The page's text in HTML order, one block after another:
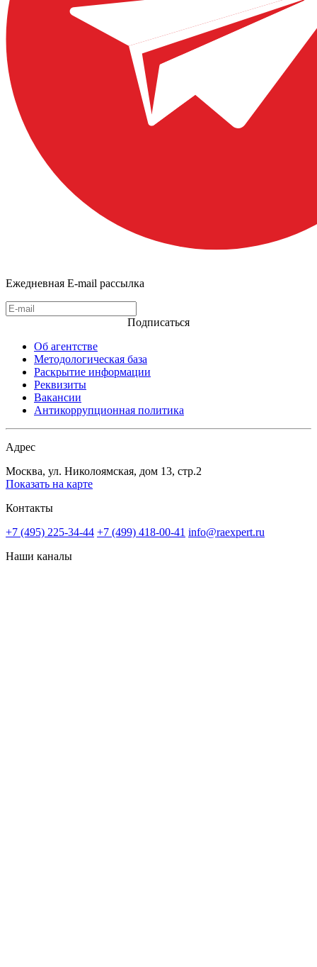
Ежедневная E-mail рассылка
Подписаться
Об агентстве
Методологическая база
Раскрытие информации
Реквизиты
Вакансии
Антикоррупционная политика
Адрес
Москва, ул. Николоямская, дом 13, стр.2
Показать на карте
Контакты
+7 (495) 225-34-44 +7 (499) 418-00-41 info@raexpert.ru
Наши каналы